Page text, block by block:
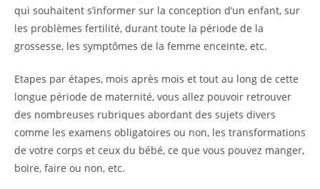
qui souhaitent s’informer sur la conception d’un enfant, sur
les problèmes fertilité, durant toute la période de la
grossesse, les symptômes de la femme enceinte, etc.
Etapes par étapes, mois après mois et tout au long de cette
longue période de maternité, vous allez pouvoir retrouver
des nombreuses rubriques abordant des sujets divers
comme les examens obligatoires ou non, les transformations
de votre corps et ceux du bébé, ce que vous pouvez manger,
boire, faire ou non, etc.